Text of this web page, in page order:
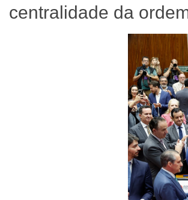
centralidade da